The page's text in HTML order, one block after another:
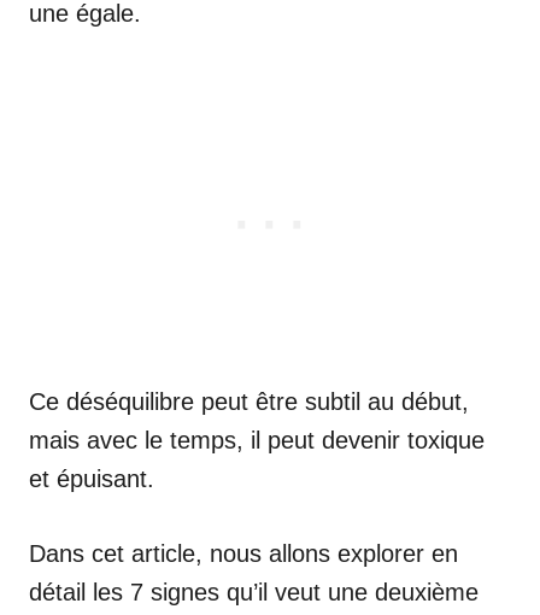
une égale.
Ce déséquilibre peut être subtil au début,
mais avec le temps, il peut devenir toxique
et épuisant.
Dans cet article, nous allons explorer en
détail les 7 signes qu’il veut une deuxième